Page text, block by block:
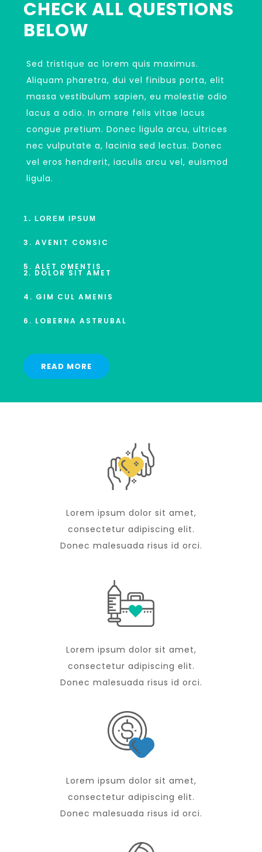
CHECK ALL QUESTIONS
BELOW
Sed tristique ac lorem quis maximus.
Aliquam pharetra, dui vel finibus porta, elit
massa vestibulum sapien, eu molestie odio
lacus a odio. In ornare felis vitae lacus
congue pretium. Donec ligula arcu, ultrices
nec vulputate a, lacinia sed lectus. Donec
vel eros hendrerit, iaculis arcu vel, euismod
ligula.
1. LOREM IPSUM
3. AVENIT CONSIC
5. ALET OMENTIS
2. DOLOR SIT AMET
4. GIM CUL AMENIS
6. LOBERNA ASTRUBAL
READ MORE
Lorem ipsum dolor sit amet,
consectetur adipiscing elit.
Donec malesuada risus id orci.
Lorem ipsum dolor sit amet,
consectetur adipiscing elit.
Donec malesuada risus id orci.
Lorem ipsum dolor sit amet,
consectetur adipiscing elit.
Donec malesuada risus id orci.